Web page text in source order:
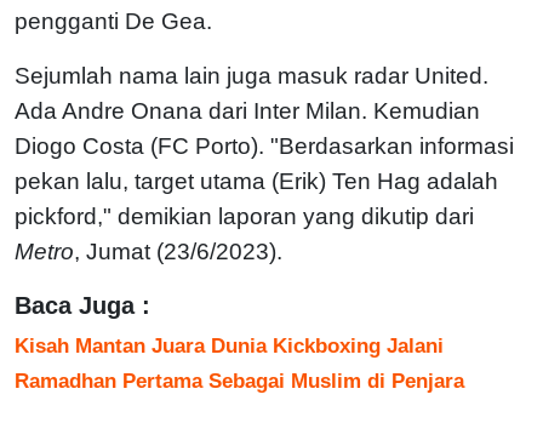
pengganti De Gea.
Sejumlah nama lain juga masuk radar United.
Ada Andre Onana dari Inter Milan. Kemudian
Diogo Costa (FC Porto). "Berdasarkan informasi
pekan lalu, target utama (Erik) Ten Hag adalah
pickford," demikian laporan yang dikutip dari
Metro, Jumat (23/6/2023).
Baca Juga :
Kisah Mantan Juara Dunia Kickboxing Jalani
Ramadhan Pertama Sebagai Muslim di Penjara